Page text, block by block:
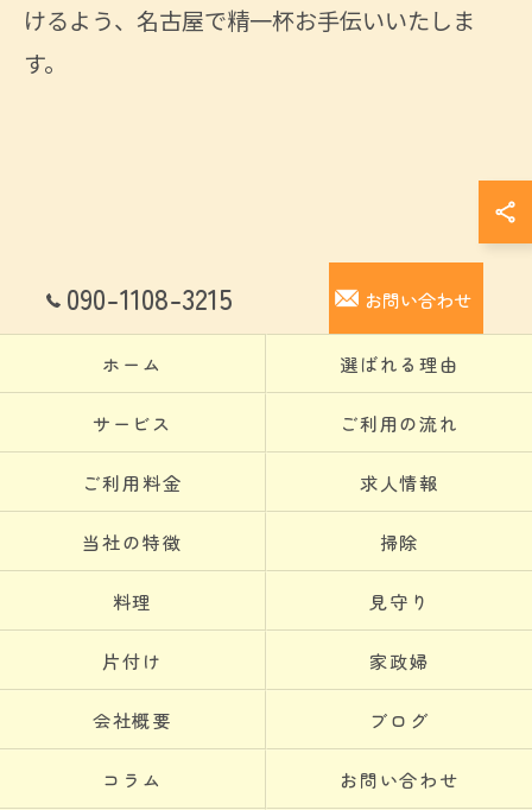
けるよう、名古屋で精一杯お手伝いいたしま
す。
090-1108-3215 お問い合わせ
ホーム 選ばれる理由
サービス ご利用の流れ
ご利用料金 求人情報
当社の特徴 掃除
料理 見守り
片付け 家政婦
会社概要 ブログ
コラム お問い合わせ